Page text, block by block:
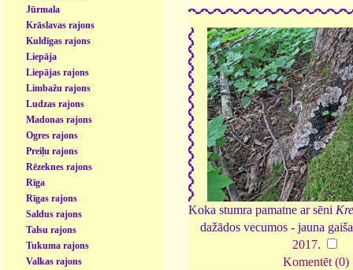
Jūrmala
Krāslavas rajons
Kuldīgas rajons
Liepāja
Liepājas rajons
Limbažu rajons
Ludzas rajons
Madonas rajons
Ogres rajons
Preiļu rajons
Rēzeknes rajons
Rīga
Rīgas rajons
Saldus rajons
Talsu rajons
Tukuma rajons
Valkas rajons
Koka stumra pamatne ar sēni
dažādos vecumos - jauna
2017.
Komentēt (0)